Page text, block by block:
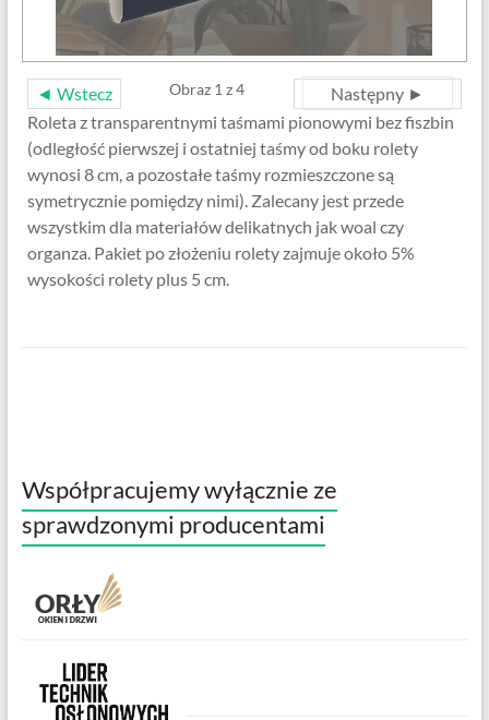
◄ Wstecz Następny ►
Obraz 1 z 4
Roleta z transparentnymi taśmami pionowymi bez fiszbin
(odległość pierwszej i ostatniej taśmy od boku rolety
wynosi 8 cm, a pozostałe taśmy rozmieszczone są
symetrycznie pomiędzy nimi). Zalecany jest przede
wszystkim dla materiałów delikatnych jak woal czy
organza. Pakiet po złożeniu rolety zajmuje około 5%
wysokości rolety plus 5 cm.
Współpracujemy wyłącznie ze
sprawdzonymi producentami